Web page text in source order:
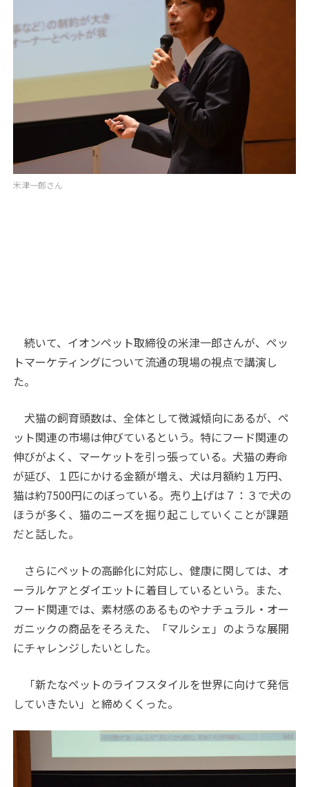
米津一郎さん
続いて、イオンペット取締役の米津一郎さんが、ペッ
トマーケティングについて流通の現場の視点で講演し
た。
犬猫の飼育頭数は、全体として微減傾向にあるが、ペ
ット関連の市場は伸びているという。特にフード関連の
伸びがよく、マーケットを引っ張っている。犬猫の寿命
が延び、１匹にかける金額が増え、犬は月額約１万円、
猫は約7500円にのぼっている。売り上げは７：３で犬の
ほうが多く、猫のニーズを掘り起こしていくことが課題
だと話した。
さらにペットの高齢化に対応し、健康に関しては、オ
ーラルケアとダイエットに着目しているという。また、
フード関連では、素材感のあるものやナチュラル・オー
ガニックの商品をそろえた、「マルシェ」のような展開
にチャレンジしたいとした。
「新たなペットのライフスタイルを世界に向けて発信
していきたい」と締めくくった。